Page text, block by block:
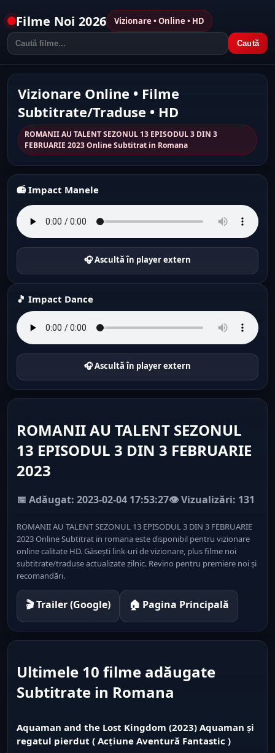
Filme Noi 2026 Vizionare • Online • HD
Caută
Vizionare Online • Filme
Subtitrate/Traduse • HD
ROMANII AU TALENT SEZONUL 13 EPISODUL 3 DIN 3
FEBRUARIE 2023 Online Subtitrat in Romana
📻 Impact Manele
🎧 Ascultă în player extern
🎵 Impact Dance
🎧 Ascultă în player extern
ROMANII AU TALENT SEZONUL
13 EPISODUL 3 DIN 3 FEBRUARIE
2023
📅 Adăugat: 2023-02-04 17:53:27👁️ Vizualizări: 131
ROMANII AU TALENT SEZONUL 13 EPISODUL 3 DIN 3 FEBRUARIE
2023 Online Subtitrat in romana este disponibil pentru vizionare
online calitate HD. Găsești link-uri de vizionare, plus filme noi
subtitrate/traduse actualizate zilnic. Revino pentru premiere noi și
recomandări.
🎬 Trailer (Google) 🏠 Pagina Principală
Ultimele 10 filme adăugate
Subtitrate in Romana
Aquaman and the Lost Kingdom (2023) Aquaman și
regatul pierdut ( Acțiune Aventură Fantastic )